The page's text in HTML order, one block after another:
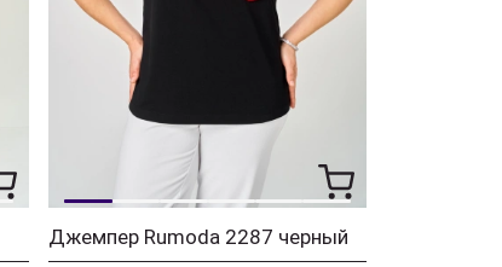
Джемпер Rumoda 2287 черный